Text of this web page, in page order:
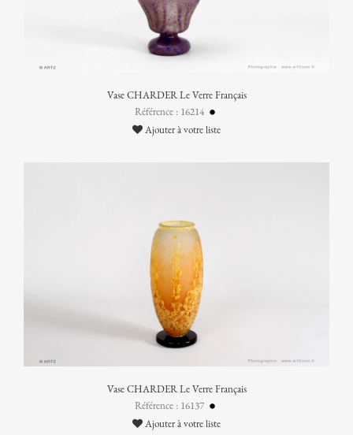
Vase CHARDER Le Verre Français
Référence : 16214
Ajouter à votre liste
Vase CHARDER Le Verre Français
Référence : 16137
Ajouter à votre liste